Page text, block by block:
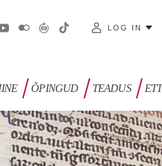
LOG IN
ÕPINGUD TEADUS